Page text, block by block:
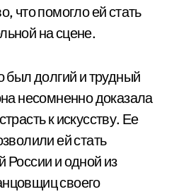
что помогло ей стать
на сцене.
был долгий и трудный
несомненно доказала
к искусству. Ее
ей стать
России и одной из
своего